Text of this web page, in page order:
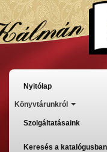
Ugrás
a
tartalomra
Főmenü
Nyitólap
Könyvtárunkról
Szolgáltatásaink
Keresés a katalógusban